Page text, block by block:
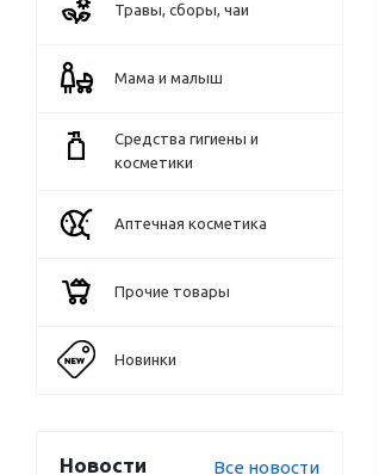
Травы, сборы, чаи
Мама и малыш
Средства гигиены и
косметики
Аптечная косметика
Прочие товары
Новинки
Новости Все новости